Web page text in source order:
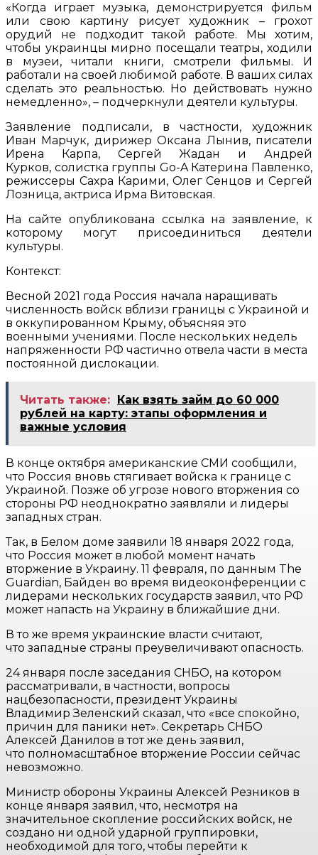
«Когда играет музыка, демонстрируется фильм
или свою картину рисует художник – грохот
орудий не подходит такой работе. Мы хотим,
чтобы украинцы мирно посещали театры, ходили
в музеи, читали книги, смотрели фильмы. И
работали на своей любимой работе. В ваших силах
сделать это реальностью. Но действовать нужно
немедленно», – подчеркнули деятели культуры.
Заявление подписали, в частности, художник
Иван Марчук, дирижер Оксана Лынив, писатели
Ирена Карпа, Сергей Жадан и Андрей
Курков, солистка группы Go-A Катерина Павленко,
режиссеры Сахра Карими, Олег Сенцов и Сергей
Лозница, актриса Ирма Витовская.
На сайте опубликована ссылка на заявление, к
которому могут присоединиться деятели
культуры.
Контекст:
Весной 2021 года Россия начала наращивать
численность войск вблизи границы с Украиной и
в оккупированном Крыму, объясняя это
военными учениями. После нескольких недель
напряженности РФ частично отвела части в места
постоянной дислокации.
Читать также: Как взять займ до 60 000
рублей на карту: этапы оформления и
важные условия
В конце октября американские СМИ сообщили,
что Россия вновь стягивает войска к границе с
Украиной. Позже об угрозе нового вторжения со
стороны РФ неоднократно заявляли и лидеры
западных стран.
Так, в Белом доме заявили 18 января 2022 года,
что Россия может в любой момент начать
вторжение в Украину. 11 февраля, по данным The
Guardian, Байден во время видеоконференции с
лидерами нескольких государств заявил, что РФ
может напасть на Украину в ближайшие дни.
В то же время украинские власти считают,
что западные страны преувеличивают опасность.
24 января после заседания СНБО, на котором
рассматривали, в частности, вопросы
нацбезопасности, президент Украины
Владимир Зеленский сказал, что «все спокойно,
причин для паники нет». Секретарь СНБО
Алексей Данилов в тот же день заявил,
что полномасштабное вторжение России сейчас
невозможно.
Министр обороны Украины Алексей Резников в
конце января заявил, что, несмотря на
значительное скопление российских войск, не
создано ни одной ударной группировки,
необходимой для того, чтобы перейти к